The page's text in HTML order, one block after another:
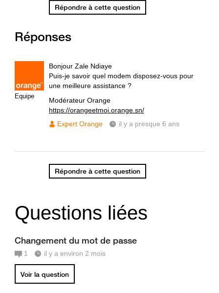
Répondre à cette question
Réponses
Equipe
Bonjour Zale Ndiaye
Puis-je savoir quel modem disposez-vous pour
une meilleure assistance ?
Modérateur Orange
https://orangeetmoi.orange.sn/
Expert Orange
il y a presque 6 ans
Répondre à cette question
Questions liées
Changement du mot de passe
1 il y a environ 2 mois
Voir la question